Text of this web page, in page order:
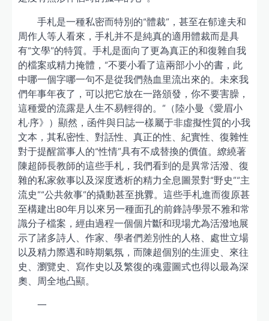
手札是一種私密而特別的“體裁”，甚至在郁達夫和
周作人等人看來，手札并不是純真的適用體裁而是具
有“文學”的特質。手札是面向了更為真正的和復雜自我
的檔案或精力掩體，“不要小看了這兩部小小的書，此
中哪一個字哪一句不是從我們熱血里流出來的。未來我
們年事年夜了，可以把它放在一路頒發，你不要害臊，
這種愛的流露是人生不易輕得的。”（陸小曼《愛眉小
札·序》）顯然，函件與日誌一樣屬于非虛擬性質的小我
文本，其私密性、對話性、真正的性、紀實性、復雜性
對于提醒當事人的“性情”具有不成替換的價值。繚繞著
陳超師長教師的這些手札，我們看到的是異常活潑、復
雜的私家敘事以及深度透析的精力全息圖景對“野史”“主
流史”“公共敘事”的撬動甚至挑釁。這些手札進而復原甚
至構建出80年月以來另一種面孔的前鋒詩學景不雅和常
識分子檔案，經由過程一個個片斷和現場尤為活潑地展
示了諸多詩人、作家、學者們差別性的人格、處世立場
以及精力際遇和時期氣氛，而陳超個別的生涯史、來往
史、瀏覽史、寫作史以及繁復的魂靈圖式也得以最為深
奧、周全地凸顯。
一